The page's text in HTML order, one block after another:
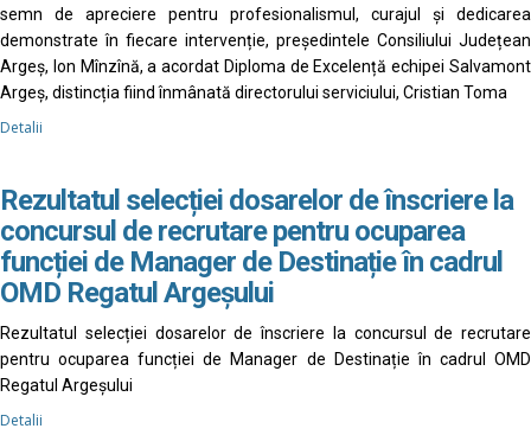
semn de apreciere pentru profesionalismul, curajul și dedicarea
demonstrate în fiecare intervenție, președintele Consiliului Județean
Argeș, Ion Mînzînă, a acordat Diploma de Excelență echipei Salvamont
Argeș, distincția fiind înmânată directorului serviciului, Cristian Toma
Detalii
Rezultatul selecției dosarelor de înscriere la
concursul de recrutare pentru ocuparea
funcției de Manager de Destinație în cadrul
OMD Regatul Argeșului
Rezultatul selecției dosarelor de înscriere la concursul de recrutare
pentru ocuparea funcției de Manager de Destinație în cadrul OMD
Regatul Argeșului
Detalii